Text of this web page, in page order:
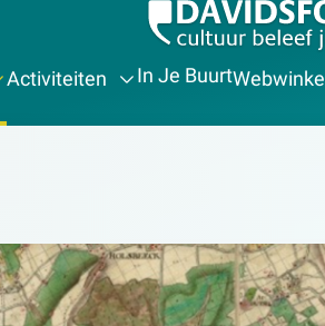
Activiteiten In Je BuurtWebwinkel
maatschappij